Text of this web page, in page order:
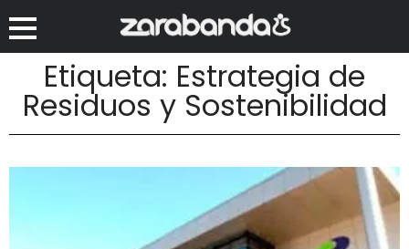
Etiqueta: Estrategia de
Residuos y Sostenibilidad